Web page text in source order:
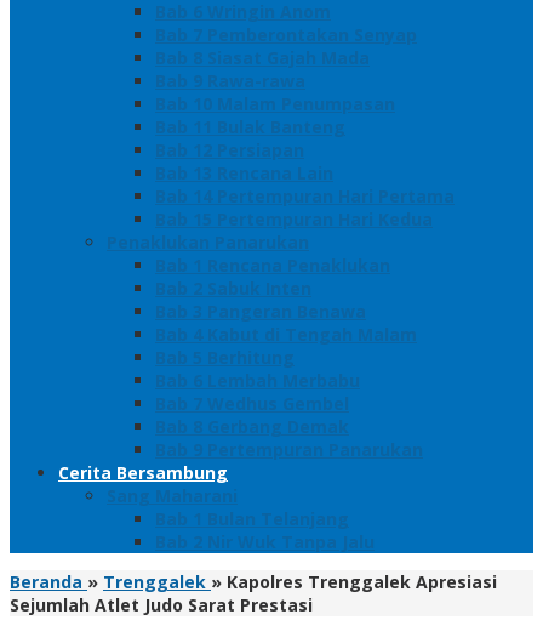
Bab 6 Wringin Anom
Bab 7 Pemberontakan Senyap
Bab 8 Siasat Gajah Mada
Bab 9 Rawa-rawa
Bab 10 Malam Penumpasan
Bab 11 Bulak Banteng
Bab 12 Persiapan
Bab 13 Rencana Lain
Bab 14 Pertempuran Hari Pertama
Bab 15 Pertempuran Hari Kedua
Penaklukan Panarukan
Bab 1 Rencana Penaklukan
Bab 2 Sabuk Inten
Bab 3 Pangeran Benawa
Bab 4 Kabut di Tengah Malam
Bab 5 Berhitung
Bab 6 Lembah Merbabu
Bab 7 Wedhus Gembel
Bab 8 Gerbang Demak
Bab 9 Pertempuran Panarukan
Cerita Bersambung
Sang Maharani
Bab 1 Bulan Telanjang
Bab 2 Nir Wuk Tanpa Jalu
Beranda » Trenggalek » Kapolres Trenggalek Apresiasi
Sejumlah Atlet Judo Sarat Prestasi